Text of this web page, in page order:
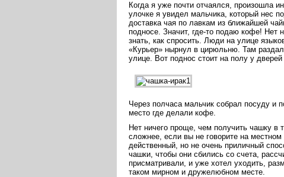
Когда я уже почти отчаялся, произошла
улочке я увидел мальчика, который нес
доставка чая по лавкам из ближайшей
подносе. Значит, где-то подаю кофе! Нет
знать, как спросить. Люди на улице
«Курьер» нырнул в цирюльню. Там
улице. Вот поднос стоит на полу у
Через полчаса мальчик собрал посуду и
место где делали кофе.
Нет ничего проще, чем получить чашку в
сложнее, если вы не говорите на
действенный, но не очень приличный
чашки, чтобы они сбились со счета,
присматривали, и уже хотел уходить,
таком мирном и дружелюбном месте.